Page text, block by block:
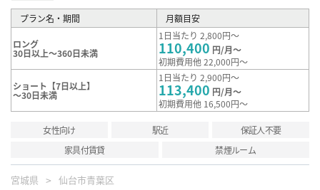
プラン名・期間 月額目安
ロング
30日以上～360日未満
1日当たり 2,800円～
110,400 円/月～
初期費用他 22,000円～
ショート【7日以上】
～30日未満
1日当たり 2,900円～
113,400 円/月～
初期費用他 16,500円～
女性向け 駅近
保証人不要
家具付賃貸
禁煙ルーム
宮城県 仙台市青葉区